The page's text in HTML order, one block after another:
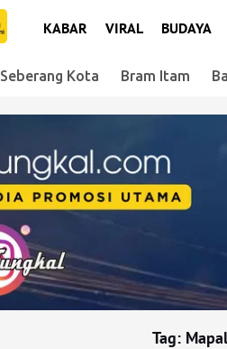
KABAR VIRAL BUDAYA
Seberang Kota Bram Itam
Tag: